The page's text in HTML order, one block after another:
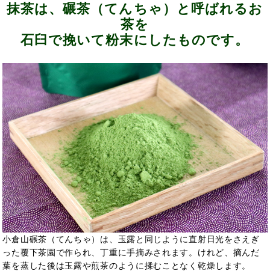
抹茶は、碾茶（てんちゃ）と呼ばれるお
茶を
石臼で挽いて粉末にしたものです。
小倉山碾茶（てんちゃ）は、玉露と同じように直射日光をさえぎ
った覆下茶園で作られ、丁重に手摘みされます。けれど、摘んだ
葉を蒸した後は玉露や煎茶のように揉むことなく乾燥します。